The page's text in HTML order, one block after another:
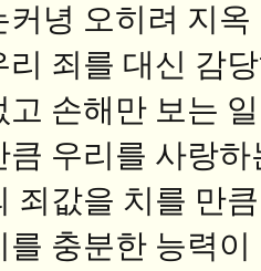
커녕 오히려 지
리 죄를 대신 감
고 손해만 보는
큼 우리를 사랑
죄값을 치를 만
를 충분한 능력